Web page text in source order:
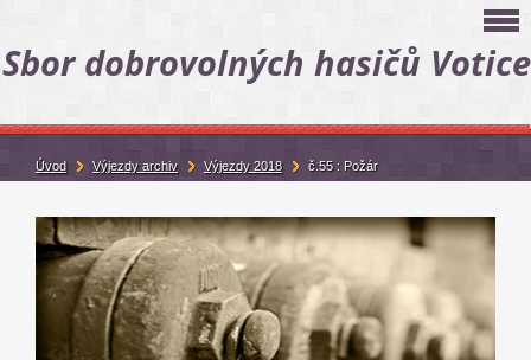
Sbor dobrovolných hasičů Votice
Úvod Výjezdy archiv Výjezdy 2018 č.55 : Požár